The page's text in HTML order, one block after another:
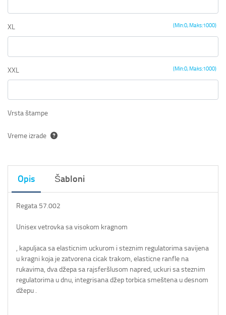
(Min:0, Maks:1000)
XL
(Min:0, Maks:1000)
XXL
Vrsta štampe
Vreme izrade
Opis Šabloni
Regata 57.002
Unisex vetrovka sa visokom kragnom
, kapuljaca sa elasticnim uckurom i steznim regulatorima savijena
u kragni koja je zatvorena cicak trakom, elasticne ranfle na
rukavima, dva džepa sa rajsferšlusom napred, uckuri sa steznim
regulatorima u dnu, integrisana džep torbica smeštena u desnom
džepu .